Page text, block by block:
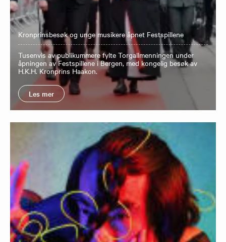
Kronprinsbesøk og unge musikere åpnet Festspillene
Tusenvis av publikummere fylte Torgallmenningen under
åpningen av Festspillene i Bergen, med kongelig besøk av
H.K.H. Kronprins Haakon.
Les mer